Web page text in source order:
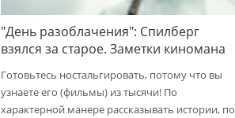
"День разоблачения": Спилберг
взялся за старое. Заметки киномана
Готовьтесь ностальгировать, потому что вы
узнаете его (фильмы) из тысячи! По
характерной манере рассказывать истории, по